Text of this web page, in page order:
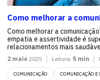
Como melhorar a
Como melhorar a
empatia e assertividade é
relacionamentos mais
2 maio 2025 Leitura: 5 min
COMUNICAÇÃO COMUNICAÇÃO